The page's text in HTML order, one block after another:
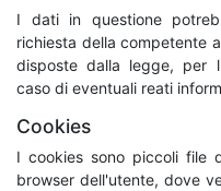
I dati in questione
richiesta della competente
disposte dalla legge, per
caso di eventuali reati
Cookies
I cookies sono piccoli file
browser dell'utente, dove